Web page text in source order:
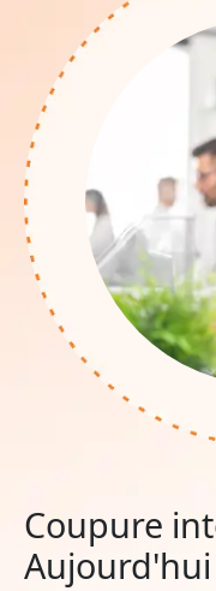
Coupure
Aujourd'hui